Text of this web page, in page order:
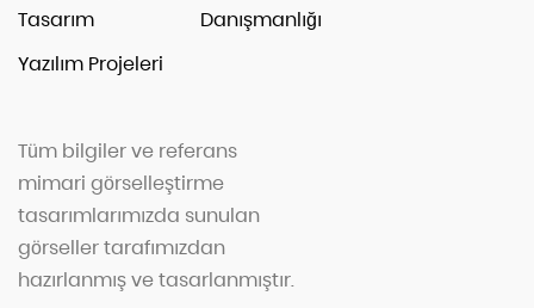
Tasarım
Danışmanlığı
Yazılım Projeleri
Tüm bilgiler ve referans
mimari görselleştirme
tasarımlarımızda sunulan
görseller tarafımızdan
hazırlanmış ve tasarlanmıştır.